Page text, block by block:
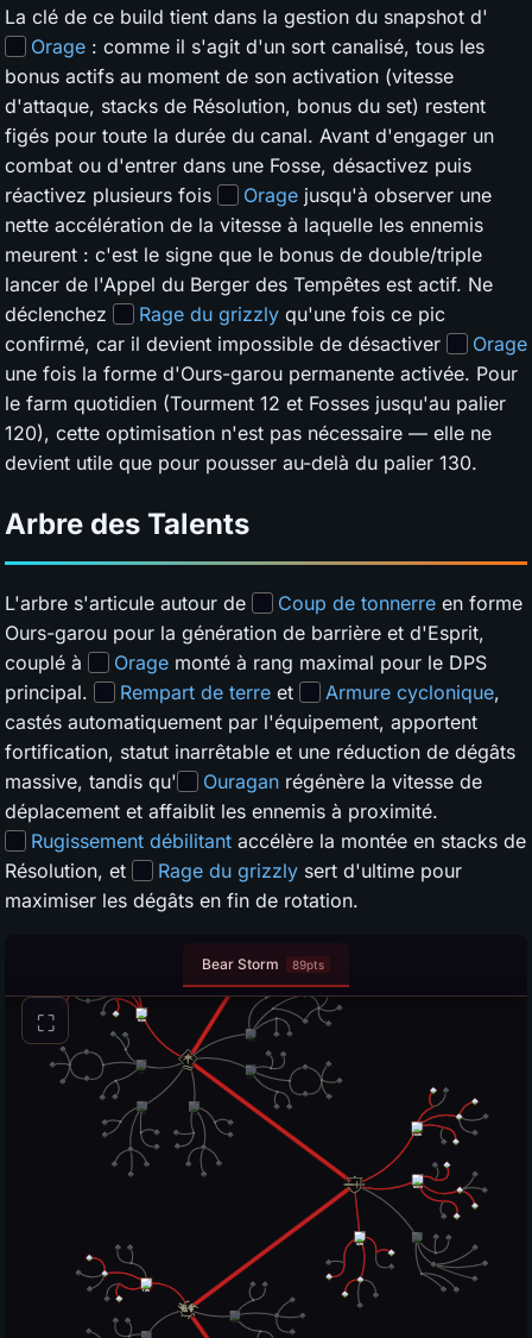
La clé de ce build tient dans la gestion du snapshot d'
Orage : comme il s'agit d'un sort canalisé, tous les
bonus actifs au moment de son activation (vitesse
d'attaque, stacks de Résolution, bonus du set) restent
figés pour toute la durée du canal. Avant d'engager un
combat ou d'entrer dans une Fosse, désactivez puis
réactivez plusieurs fois
Orage jusqu'à observer une
nette accélération de la vitesse à laquelle les ennemis
meurent : c'est le signe que le bonus de double/triple
lancer de l'Appel du Berger des Tempêtes est actif. Ne
déclenchez
Rage du grizzly qu'une fois ce pic
confirmé, car il devient impossible de désactiver
Orage
une fois la forme d'Ours-garou permanente activée. Pour
le farm quotidien (Tourment 12 et Fosses jusqu'au palier
120), cette optimisation n'est pas nécessaire — elle ne
devient utile que pour pousser au-delà du palier 130.
Arbre des Talents
L'arbre s'articule autour de Coup de tonnerre en forme
Ours-garou pour la génération de barrière et d'Esprit,
couplé à
Orage monté à rang maximal pour le DPS
principal.
Rempart de terre et Armure cyclonique,
castés automatiquement par l'équipement, apportent
fortification, statut inarrêtable et une réduction de dégâts
massive, tandis qu'
Ouragan régénère la vitesse de
déplacement et affaiblit les ennemis à proximité.
Rugissement débilitant accélère la montée en stacks de
Résolution, et
Rage du grizzly sert d'ultime pour
maximiser les dégâts en fin de rotation.